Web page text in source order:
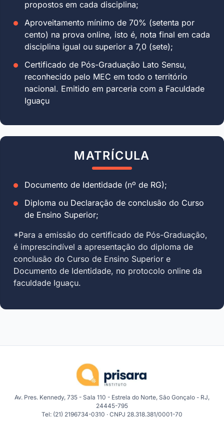
propostos em cada disciplina;
Aproveitamento mínimo de 70% (setenta por
cento) na prova online, isto é, nota final em cada
disciplina igual ou superior a 7,0 (sete);
Certificado de Pós-Graduação Lato Sensu,
reconhecido pelo MEC em todo o território
nacional. Emitido em parceria com a Faculdade
Iguaçu
MATRÍCULA
Documento de Identidade (nº de RG);
Diploma ou Declaração de conclusão do Curso
de Ensino Superior;
*Para a emissão do certificado de Pós-Graduação,
é imprescindível a apresentação do diploma de
conclusão do Curso de Ensino Superior e
Documento de Identidade, no protocolo online da
faculdade Iguaçu.
Av. Pres. Kennedy, 735 - Sala 110 - Estrela do Norte, São Gonçalo - RJ,
24445-795
Tel: (21) 2196734-0310 · CNPJ 28.318.381/0001-70